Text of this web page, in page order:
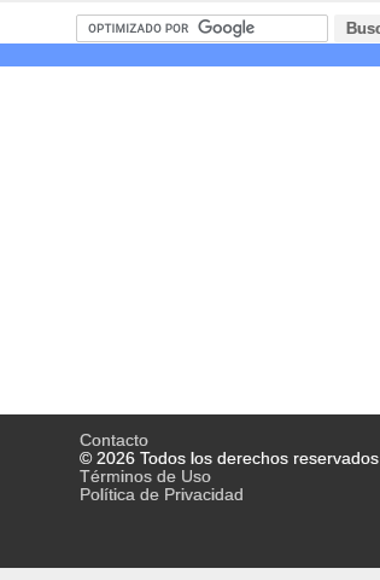
Contacto
© 2026 Todos los derechos reservados
Términos de Uso
Política de Privacidad